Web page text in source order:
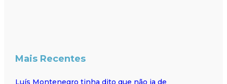
Mais Recentes
Luís Montenegro tinha dito que não ia de